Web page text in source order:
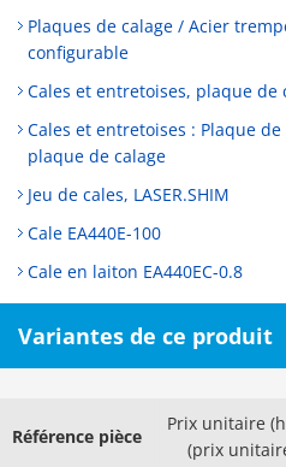
Plaques de calage / Acier
configurable
Cales et entretoises, plaque
Cales et entretoises : Plaque
plaque de calage
Jeu de cales, LASER.SHIM
Cale EA440E-100
Cale en laiton EA440EC-0.8
Variantes de ce produit
Référence pièce
Prix unitaire
(prix